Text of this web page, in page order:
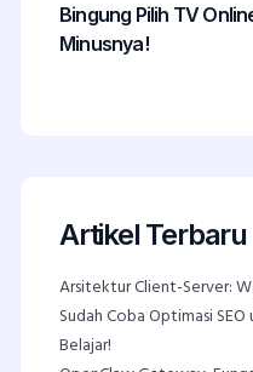
Bingung Pilih TV
Minusnya!
Artikel Terbaru
Arsitektur Client-Server:
Sudah Coba Optimasi
Belajar!